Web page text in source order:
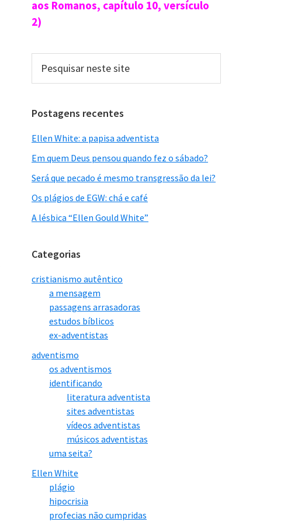
aos Romanos, capítulo 10, versículo
2)
neste
site
Postagens recentes
Ellen White: a papisa adventista
Em quem Deus pensou quando fez o sábado?
Será que pecado é mesmo transgressão da lei?
Os plágios de EGW: chá e café
A lésbica “Ellen Gould White”
Categorias
cristianismo autêntico
a mensagem
passagens arrasadoras
estudos bíblicos
ex-adventistas
adventismo
os adventismos
identificando
literatura adventista
sites adventistas
vídeos adventistas
músicos adventistas
uma seita?
Ellen White
plágio
hipocrisia
profecias não cumpridas